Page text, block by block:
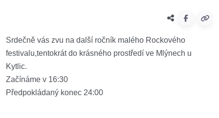
Srdečně vás zvu na další ročník malého Rockového
festivalu,tentokrát do krásného prostředí ve Mlýnech u
Kytlic.
Začínáme v 16:30
Předpokládaný konec 24:00